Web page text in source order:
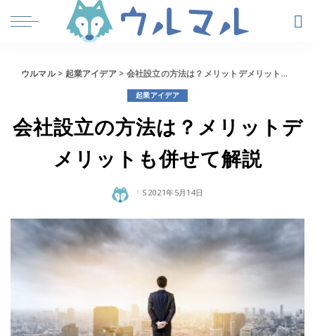
ウルマル> 起業アイデア> 会社設立の方法は？メリットデメリットも併せて解説
起業アイデア
会社設立の方法は？メリットデ
メリットも併せて解説
2021年5月14日